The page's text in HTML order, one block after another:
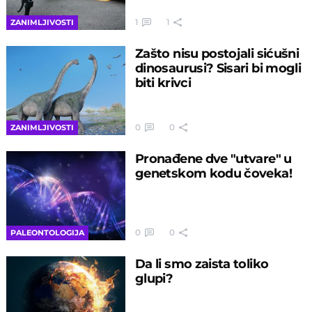
ZANIMLJIVOSTI 1 1
ZANIMLJIVOSTI
Zašto nisu postojali sićušni
dinosaurusi? Sisari bi mogli
biti krivci
0 0
PALEONTOLOGIJA
Pronađene dve "utvare" u
genetskom kodu čoveka!
0 0
Da li smo zaista toliko
glupi?